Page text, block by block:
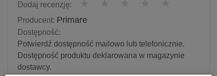
Dodaj recenzję:
Producent: Primare
Dostępność:
Potwierdź dostępność mailowo lub telefonicznie.
Dostępność produktu deklarowana w magazynie
dostawcy.